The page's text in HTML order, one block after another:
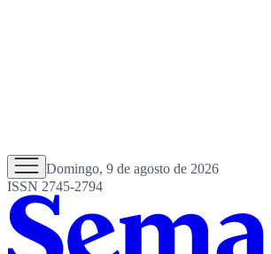
Domingo, 9 de agosto de 2026
ISSN 2745-2794